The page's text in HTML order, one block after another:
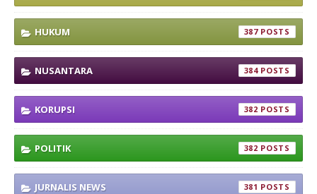
HUKUM 387
NUSANTARA 384
KORUPSI 382
POLITIK 382
JURNALIS NEWS 381